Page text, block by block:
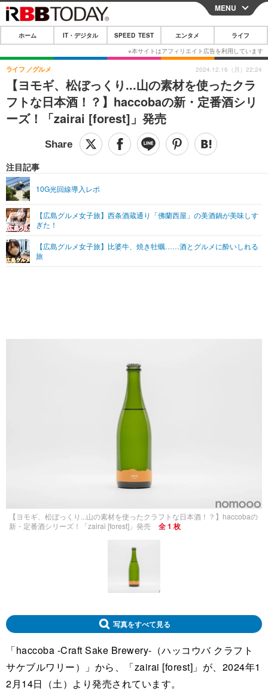
CLOSE
ホーム
IT・デジタル
IT・デジタルTOP スマートフォン
ネタ ガジェット・ツール
ショッピング その他
SPEED TEST
エンタメ
エンタメTOP 映画・ドラマ
音楽
グラビア ブログ
ペット
その他
リリース一覧
プッシュ通知の停止方法
MENU
ホーム IT・デジタル SPEED TEST エンタメ ライフ
【ヨモギ、松ぼっくり...山の素材を使ったクラ
フトな日本酒！？】haccobaの新・定番酒シリ
ーズ！「zairai [forest]」発売
ライフ グルメ
注目記事
10G光回線導入レポ
【広島グルメ女子旅】西条酒蔵通り「佛蘭西屋」の美酒鍋が美味しす
ぎた！
【広島グルメ女子旅】比婆牛、焼き牡蠣……酒とグルメに酔いしれる
旅
2024.12.16（月）22:24
【ヨモギ、松ぼっくり...山の素材を使ったクラフトな日本酒！？】haccobaの
新・定番酒シリーズ！「zairai [forest]」発売
全 1 枚
写真をすべて見る
「haccoba -Craft Sake Brewery-（ハッコウバ クラフト
サケブルワリー）」から、「zairai [forest]」が、2024年1
2月14日（土）より発売されています。